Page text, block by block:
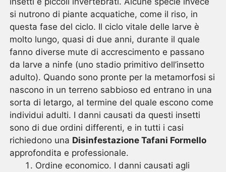
si nutrono di piante acquatiche, come il riso, in
questa fase del ciclo. Il ciclo vitale delle larve è
molto lungo, quasi di due anni, durante il quale
fanno diverse mute di accrescimento e passano
da larve a ninfe (uno stadio primitivo dell’insetto
adulto). Quando sono pronte per la metamorfosi si
nascono in un terreno sabbioso ed entrano in una
sorta di letargo, al termine del quale escono come
individui adulti. I danni causati da questi insetti
sono di due ordini differenti, e in tutti i casi
richiedono una Disinfestazione Tafani Formello
approfondita e professionale.
Ordine economico. I danni causati agli